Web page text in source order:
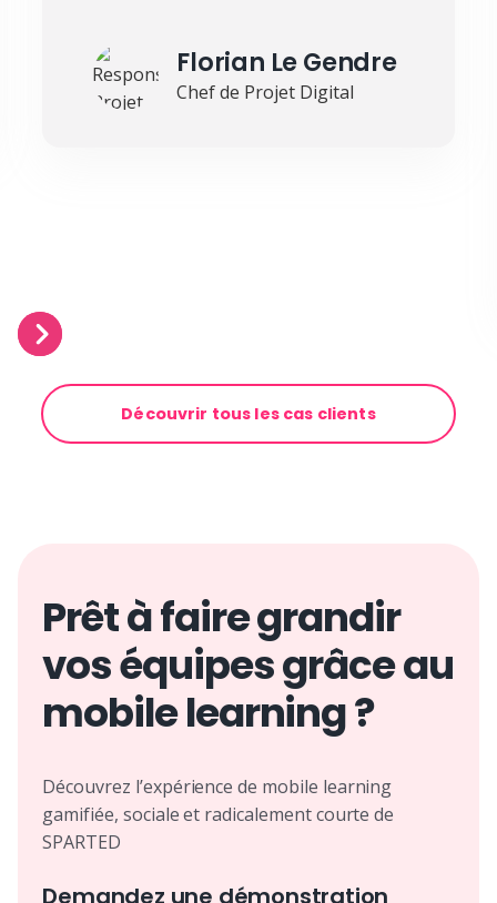
Florian Le Gendre
Chef de Projet Digital
Slide 2 of 3.
Découvrir tous les cas clients
Prêt à faire grandir
vos équipes grâce au
mobile learning ?
Découvrez l’expérience de mobile learning
gamifiée, sociale et radicalement courte de
SPARTED
Demandez une démonstration